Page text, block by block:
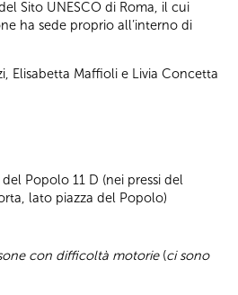
Sito UNESCO di Roma, il cui
ha sede proprio all’interno di
Elisabetta Maffioli e Livia Concetta
Popolo 11 D (nei pressi del
lato piazza del Popolo)
con difficoltà motorie(ci sono